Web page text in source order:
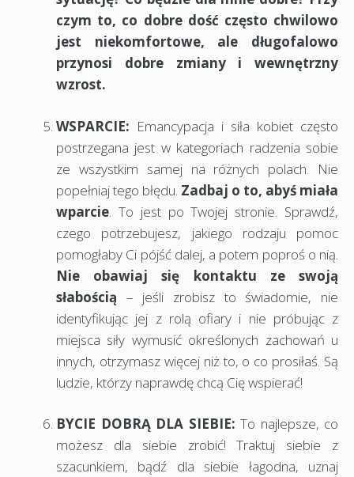
czym to, co dobre dość często chwilowo
jest niekomfortowe, ale długofalowo
przynosi dobre zmiany i wewnętrzny
wzrost.
WSPARCIE: Emancypacja i siła kobiet często
postrzegana jest w kategoriach radzenia sobie
ze wszystkim samej na różnych polach. Nie
popełniaj tego błędu. Zadbaj o to, abyś miała
wparcie . To jest po Twojej stronie. Sprawdź,
czego potrzebujesz, jakiego rodzaju pomoc
pomogłaby Ci pójść dalej, a potem poproś o nią.
Nie obawiaj się kontaktu ze swoją
słabością – jeśli zrobisz to świadomie, nie
identyfikując jej z rolą ofiary i nie próbując z
miejsca siły wymusić określonych zachowań u
innych, otrzymasz więcej niż to, o co prosiłaś. Są
ludzie, którzy naprawdę chcą Cię wspierać!
BYCIE DOBRĄ DLA SIEBIE: To najlepsze, co
możesz dla siebie zrobić! Traktuj siebie z
szacunkiem, bądź dla siebie łagodna, uznaj